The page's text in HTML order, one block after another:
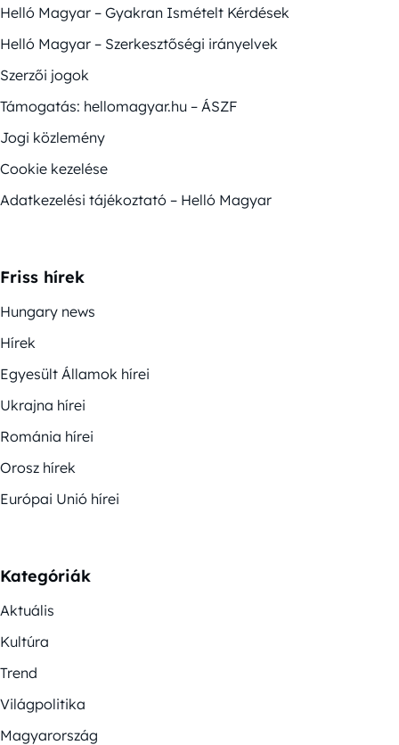
Helló Magyar – Gyakran Ismételt Kérdések
Helló Magyar – Szerkesztőségi irányelvek
Szerzői jogok
Támogatás: hellomagyar.hu – ÁSZF
Jogi közlemény
Cookie kezelése
Adatkezelési tájékoztató – Helló Magyar
Friss hírek
Hungary news
Hírek
Egyesült Államok hírei
Ukrajna hírei
Románia hírei
Orosz hírek
Európai Unió hírei
Kategóriák
Aktuális
Kultúra
Trend
Világpolitika
Magyarország